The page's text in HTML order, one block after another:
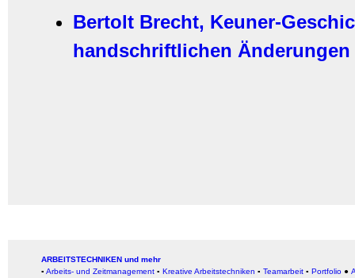
Bertolt Brecht, Keuner-
handschriftlichen Änderungen
ARBEITSTECHNIKEN und mehr
▪ Arbeits- und Zeitmanagement ▪ Kreative Arbeitstechniken ▪ Teamarbeit ▪ Portfolio ●